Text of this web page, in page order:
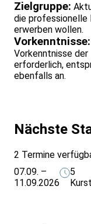
Zielgruppe:
die professionelle
erwerben wollen.
Vorkenntnisse:
Vorkenntnisse der
erforderlich,
ebenfalls an.
Nächste
2 Termine
07.09. –
11.09.2026
5